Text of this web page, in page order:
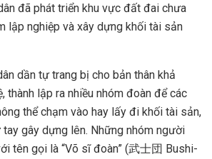
đã phát triển khu vực đất đai chưa
lập nghiệp và xây dựng khối tài sản
dần tự trang bị cho bản thân khả
thành lập ra nhiều nhóm đoàn để các
thể chạm vào hay lấy đi khối tài sản,
gây dựng lên. Những nhóm người
tên gọi là “Võ sĩ đoàn” (武士団 Bushi-